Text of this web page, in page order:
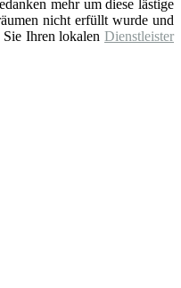
mehr um diese lästige
nicht erfüllt wurde und
Sie Ihren lokalenDienstleister